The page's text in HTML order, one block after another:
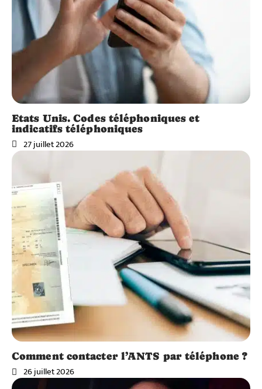
Etats Unis. Codes téléphoniques et
indicatifs téléphoniques
27 juillet 2026
Comment contacter l’ANTS par téléphone ?
26 juillet 2026